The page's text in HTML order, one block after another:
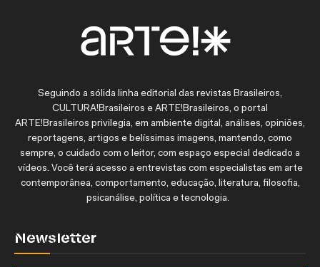
Seguindo a sólida linha editorial das revistas Brasileiros,
CULTURA!Brasileiros e ARTE!Brasileiros, o portal
ARTE!Brasileiros privilegia, em ambiente digital, análises, opiniões,
reportagens, artigos e belíssimas imagens, mantendo, como
sempre, o cuidado com o leitor, com espaço especial dedicado a
vídeos. Você terá acesso a entrevistas com especialistas em arte
contemporânea, comportamento, educação, literatura, filosofia,
psicanálise, política e tecnologia.
Newsletter